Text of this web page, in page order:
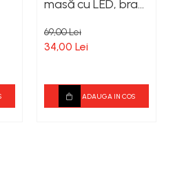
masă cu LED, brad,
69,00 Lei
34,00 Lei
ADAUGA IN COS